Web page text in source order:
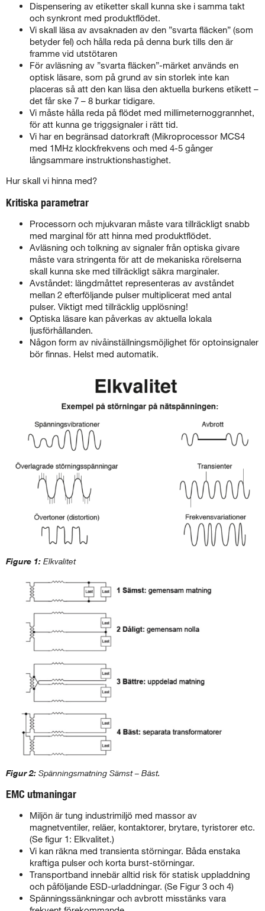
Dispensering av etiketter skall kunna ske i samma takt
och synkront med produktflödet.
Vi skall läsa av avsaknaden av den ”svarta fläcken” (som
betyder fel) och hålla reda på denna burk tills den är
framme vid utstötaren
För avläsning av ”svarta fläcken”-märket används en
optisk läsare, som på grund av sin storlek inte kan
placeras så att den kan läsa den aktuella burkens etikett –
det får ske 7 – 8 burkar tidigare.
Vi måste hålla reda på flödet med millimeternoggrannhet,
för att kunna ge triggsignaler i rätt tid.
Vi har en begränsad datorkraft (Mikroprocessor MCS4
med 1MHz klockfrekvens och med 4-5 gånger
långsammare instruktionshastighet.
Hur skall vi hinna med?
Kritiska parametrar
Processorn och mjukvaran måste vara tillräckligt snabb
med marginal för att hinna med produktflödet.
Avläsning och tolkning av signaler från optiska givare
måste vara stringenta för att de mekaniska rörelserna
skall kunna ske med tillräckligt säkra marginaler.
Avståndet: längdmåttet representeras av avståndet
mellan 2 efterföljande pulser multiplicerat med antal
pulser. Viktigt med tillräcklig upplösning!
Optiska läsare kan påverkas av aktuella lokala
ljusförhållanden.
Någon form av nivåinställningsmöjlighet för optoinsignaler
bör finnas. Helst med automatik.
Figure 1: Elkvalitet
Figur 2: Spänningsmatning Sämst – Bäst.
EMC utmaningar
Miljön är tung industrimiljö med massor av
magnetventiler, reläer, kontaktorer, brytare, tyristorer etc.
(Se figur 1: Elkvalitet.)
Vi kan räkna med transienta störningar. Båda enstaka
kraftiga pulser och korta burst-störningar.
Transportband innebär alltid risk för statisk uppladdning
och påföljande ESD-urladdningar. (Se Figur 3 och 4)
Spänningssänkningar och avbrott misstänks vara